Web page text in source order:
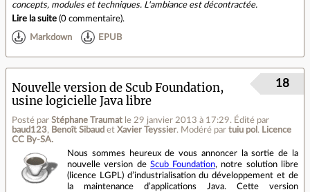
concepts, modules et techniques. L'ambiance est décontractée.
Lire la suite (0 commentaire).
Markdown EPUB
Nouvelle version de Scub Foundation,
usine logicielle Java libre
Posté par Stéphane Traumat le 29 janvier 2013 à 17:29. Édité par
baud123, Benoît Sibaud et Xavier Teyssier. Modéré par tuiu pol . Licence
CC By‑SA.
18
Nous sommes heureux de vous annoncer la sortie de la
nouvelle version de Scub Foundation, notre solution libre
(licence LGPL) d’industrialisation du développement et de
la maintenance d’applications Java. Cette version